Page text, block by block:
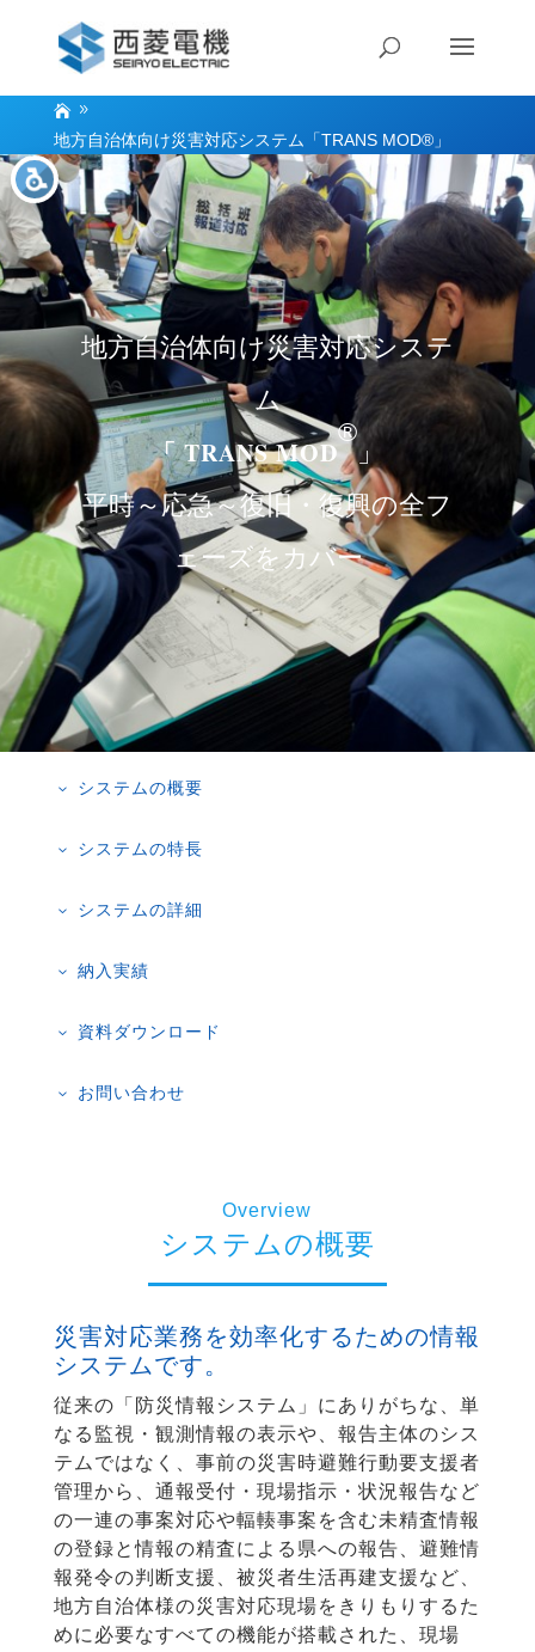
地方自治体向け災害対応システム「TRANS MOD®」
地方自治体向け災害対応システ
ム
「 TRANS MOD
®
」
平時～応急～復旧・復興の全フ
ェーズをカバー
3 システムの概要
3 システムの特長
3 システムの詳細
3 納入実績
3 資料ダウンロード
3 お問い合わせ
Overview
システムの概要
災害対応業務を効率化するための情報
システムです。
従来の「防災情報システム」にありがちな、単
なる監視・観測情報の表示や、報告主体のシス
テムではなく、事前の災害時避難行動要支援者
管理から、通報受付・現場指示・状況報告など
の一連の事案対応や輻輳事案を含む未精査情報
の登録と情報の精査による県への報告、避難情
報発令の判断支援、被災者生活再建支援など、
地方自治体様の災害対応現場をきりもりするた
めに必要なすべての機能が搭載された、現場